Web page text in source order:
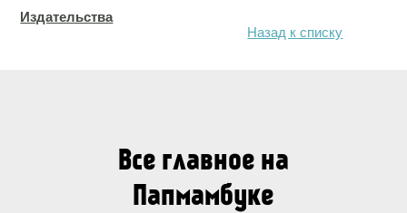
Издательства
Назад к списку
Все главное на
Папмамбуке